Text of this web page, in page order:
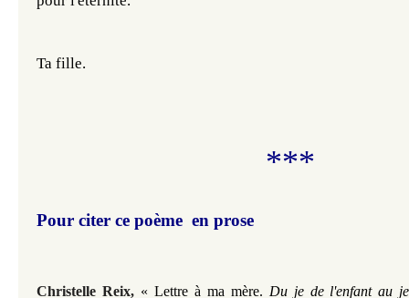
Ta fille.
***
Pour citer ce poème en prose
Christelle Reix, « Lettre à ma mère. Du je de l'enfant au